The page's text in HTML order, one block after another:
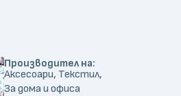
Производител на:
Аксесоари, Текстил,
За дома и офиса